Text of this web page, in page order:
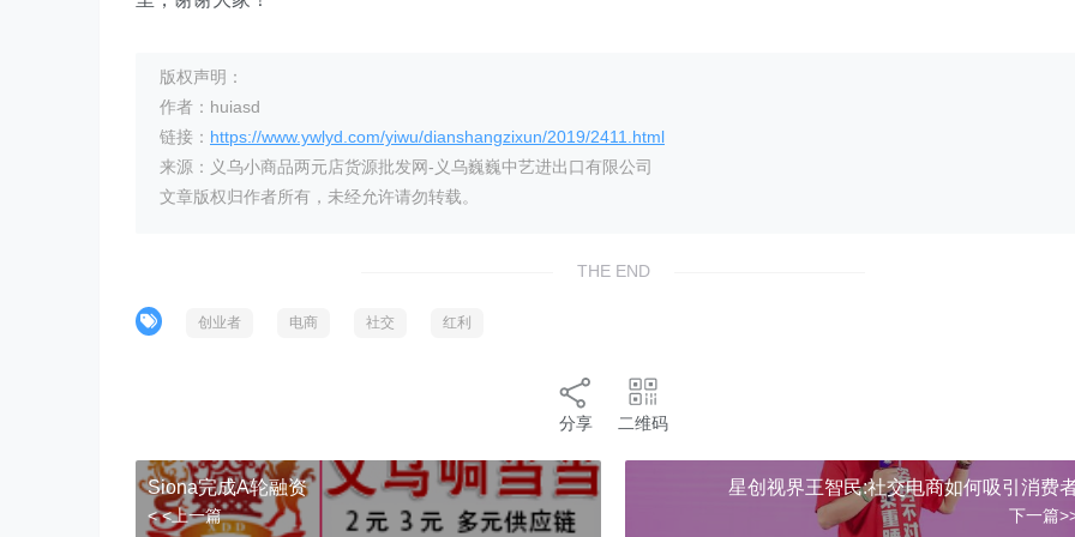
版权声明：
作者：huiasd
链接： https://www.ywlyd.com/yiwu/dianshangzixun/2019/2411.html
来源：义乌小商品两元店货源批发网-义乌巍巍中艺进出口有限公司
文章版权归作者所有，未经允许请勿转载。
THE END
创业者 电商 社交 红利
分享 二维码
Siona完成A轮融资
< <上一篇
星创视界王智民:社交电商如何吸引消费
下一篇